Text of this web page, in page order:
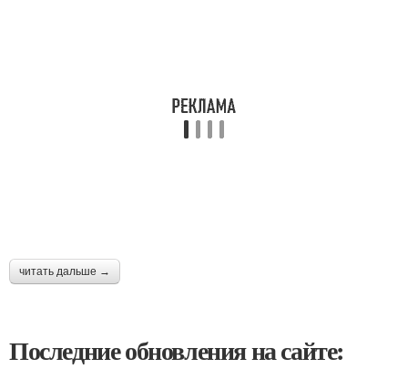
читать дальше →
Последние обновления на сайте: